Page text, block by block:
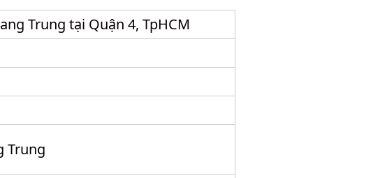
Trung tại Quận 4, TpHCM
Trung